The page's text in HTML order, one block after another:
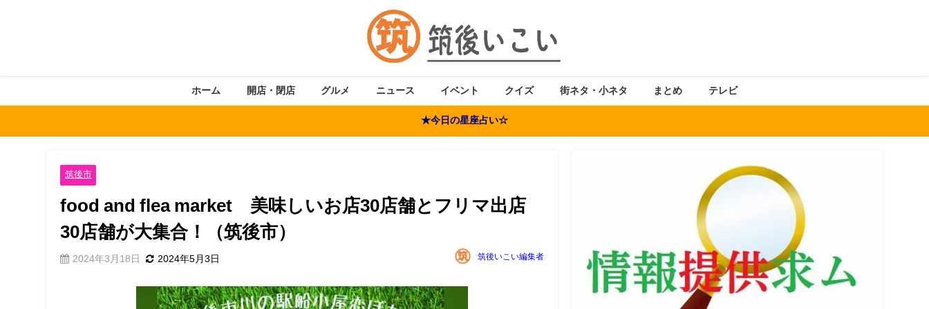
ホーム 開店・閉店 グルメ ニュース イベント クイズ 街ネタ・小ネタ まとめ テレビ
★今日の星座占い☆
筑後市
food and flea market 美味しいお店30店舗とフリマ出店
30店舗が大集合！（筑後市）
2024年3月18日 2024年5月3日 筑後いこい編集者